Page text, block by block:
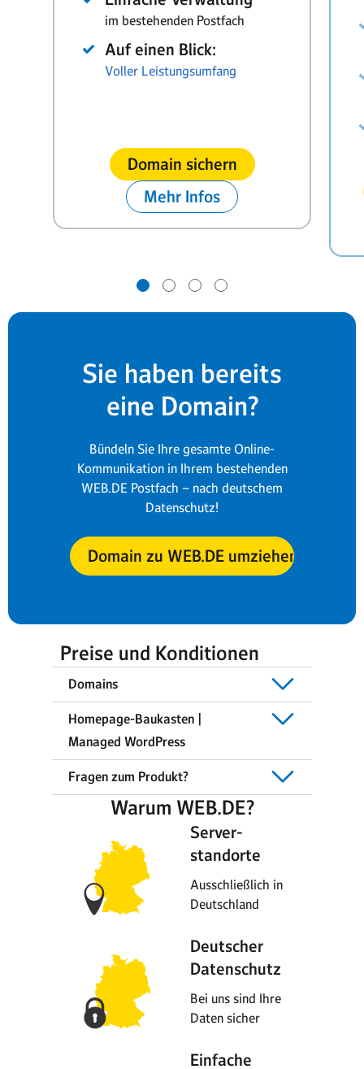
im bestehenden Postfach
Auf einen Blick:
Voller Leistungsumfang
Domain sichern
Mehr Infos
Sie haben bereits
eine Domain?
Bündeln Sie Ihre gesamte Online-
Kommunikation in Ihrem bestehenden
WEB.DE Postfach – nach deutschem
Datenschutz!
Domain zu WEB.DE umziehen
Preise und Konditionen
Domains
Homepage-Baukasten |
Managed WordPress
Fragen zum Produkt?
Warum WEB.DE?
Server-
standorte
Ausschließlich in
Deutschland
Deutscher
Datenschutz
Bei uns sind Ihre
Daten sicher
Einfache